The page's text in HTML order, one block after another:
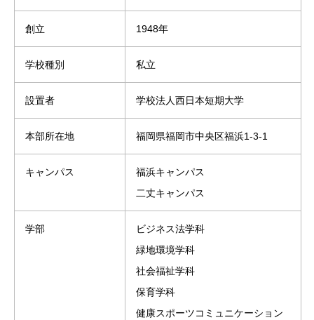
創立 1948年
学校種別 私立
設置者 学校法人西日本短期大学
本部所在地 福岡県福岡市中央区福浜1-3-1
キャンパス
福浜キャンパス
二丈キャンパス
学部
ビジネス法学科
緑地環境学科
社会福祉学科
保育学科
健康スポーツコミュニケーション